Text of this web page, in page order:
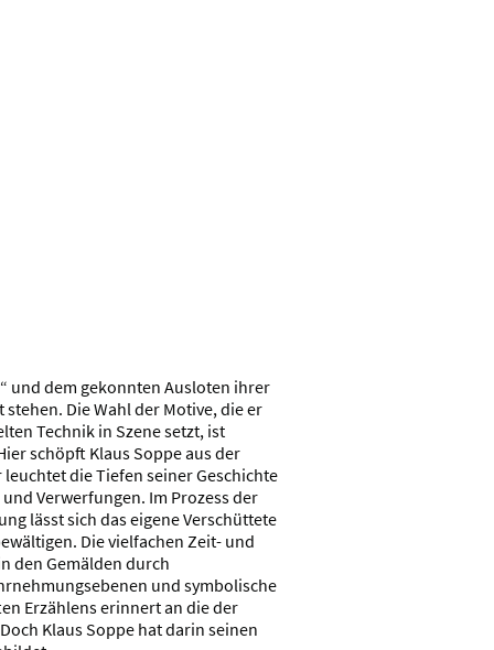
und dem gekonnten Ausloten ihrer
Die Wahl der Motive, die er
Technik in Szene setzt, ist
schöpft Klaus Soppe aus der
die Tiefen seiner Geschichte
Verwerfungen. Im Prozess der
lässt sich das eigene Verschüttete
Die vielfachen Zeit- und
den Gemälden durch
und symbolische
Erzählens erinnert an die der
Klaus Soppe hat darin seinen